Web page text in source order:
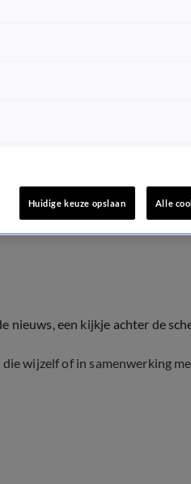
nieuws, een kijkje achter de
wijzelf of in samenwerking
Huidige keuze opslaan Alle